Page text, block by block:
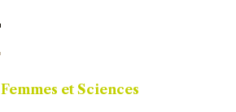
Femmes et Sciences